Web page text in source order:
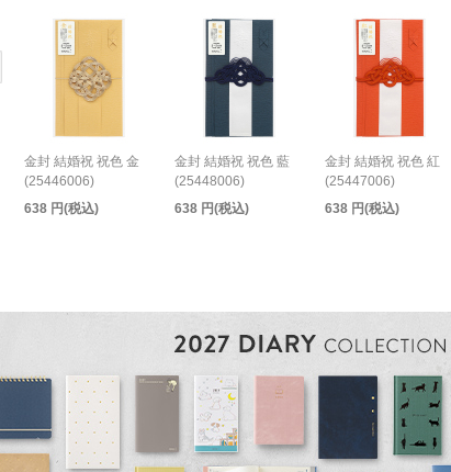
金封 結婚祝 祝色 金
(25446006)
638 円(税込)
金封 結婚祝 祝色 藍
(25448006)
638 円(税込)
金封 結婚祝 祝色 紅
(25447006)
638 円(税込)